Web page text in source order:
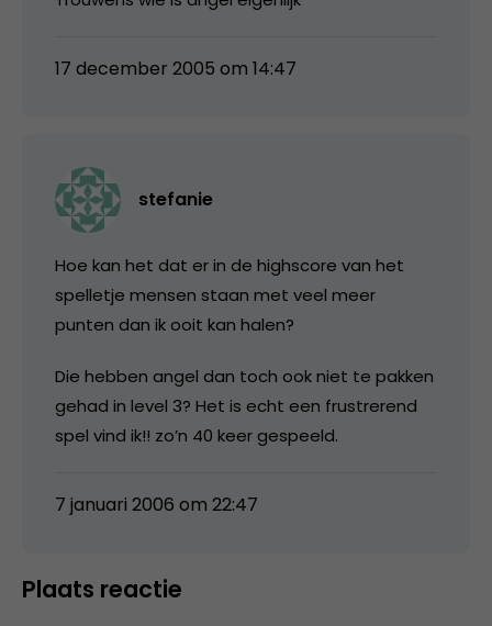
17 december 2005 om 14:47
stefanie
Hoe kan het dat er in de highscore van het
spelletje mensen staan met veel meer
punten dan ik ooit kan halen?
Die hebben angel dan toch ook niet te pakken
gehad in level 3? Het is echt een frustrerend
spel vind ik!! zo’n 40 keer gespeeld.
7 januari 2006 om 22:47
Plaats reactie